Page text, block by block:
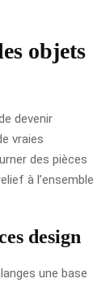
objets
devenir
vraies
des pièces
à l’ensemble
design
une base